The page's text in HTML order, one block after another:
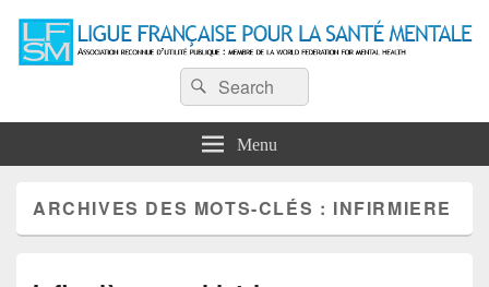
Ligue Française pour la Santé
Mentale
Association reconnue d'utilité publique : Membre de la World Federation for
Mental Health
Recherche :
Rechercher
Menu
ARCHIVES DES MOTS-CLÉS : INFIRMIERE